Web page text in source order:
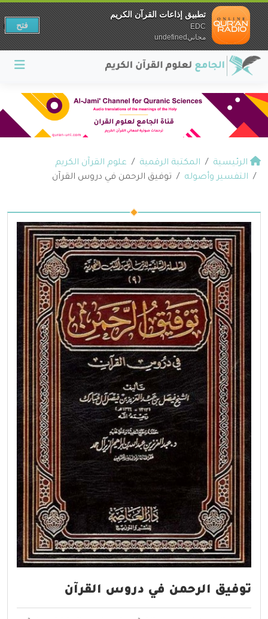
الرئيسية المكتبة الرقمية
علوم القرآن الكريم
التفسير وأصوله
توفيق الرحمن في دروس القرآن
توفيق الرحمن في دروس القرآن
تطبيق إذاعات القرآن الكريم
EDC
مجانيundefined
فتح